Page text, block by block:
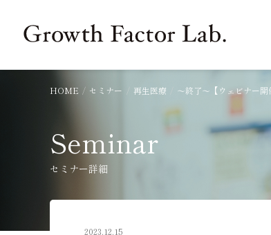
HOME セミナー 再生医療 ～終了～【ウェビナー
Seminar
セミナー詳細
2023.12.15